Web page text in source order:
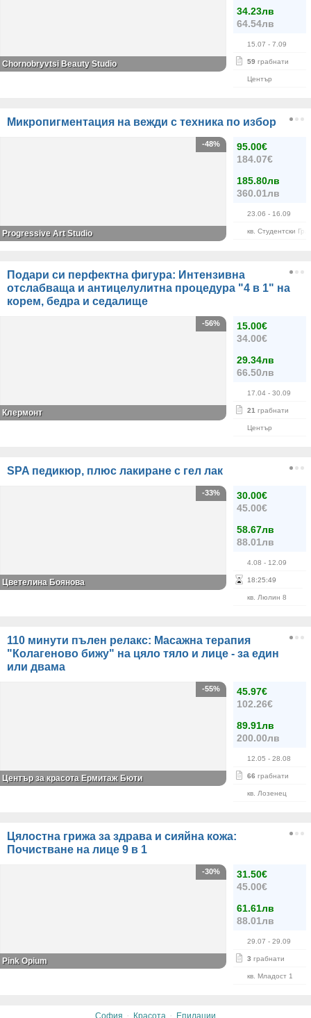
34.23лв
64.54лв
15.07 - 7.09
59 грабнати
Център
Chornobryvtsi Beauty Studio
Микропигментация на вежди с техника по избор
95.00€
184.07€
185.80лв
360.01лв
23.06 - 16.09
кв. Студентски
-48%
Progressive Art Studio
Подари си перфектна фигура: Интензивна
отслабваща и антицелулитна процедура "4 в 1" на
корем, бедра и седалище
15.00€
34.00€
29.34лв
66.50лв
17.04 - 30.09
21 грабнати
Център
-56%
Клермонт
SPA педикюр, плюс лакиране с гел лак
30.00€
45.00€
58.67лв
88.01лв
4.08 - 12.09
18:25:48
кв. Люлин 8
-33%
Цветелина Боянова
110 минути пълен релакс: Масажна терапия
"Колагеново бижу" на цяло тяло и лице - за един
или двама
45.97€
102.26€
89.91лв
200.00лв
12.05 - 28.08
66 грабнати
кв. Лозенец
-55%
Център за красота Ермитаж Бюти
Цялостна грижа за здрава и сияйна кожа:
Почистване на лице 9 в 1
31.50€
45.00€
61.61лв
88.01лв
29.07 - 29.09
3 грабнати
кв. Младост 1
-30%
Pink Opium
София · Красота · Епилации